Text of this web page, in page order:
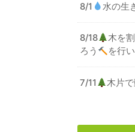
8/1 水の生
8/18
木を
ろう
を行
7/11 木片